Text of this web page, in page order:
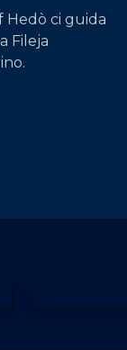
Hedò ci guida
Fileja